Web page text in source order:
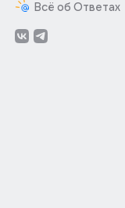
Всё об Ответах